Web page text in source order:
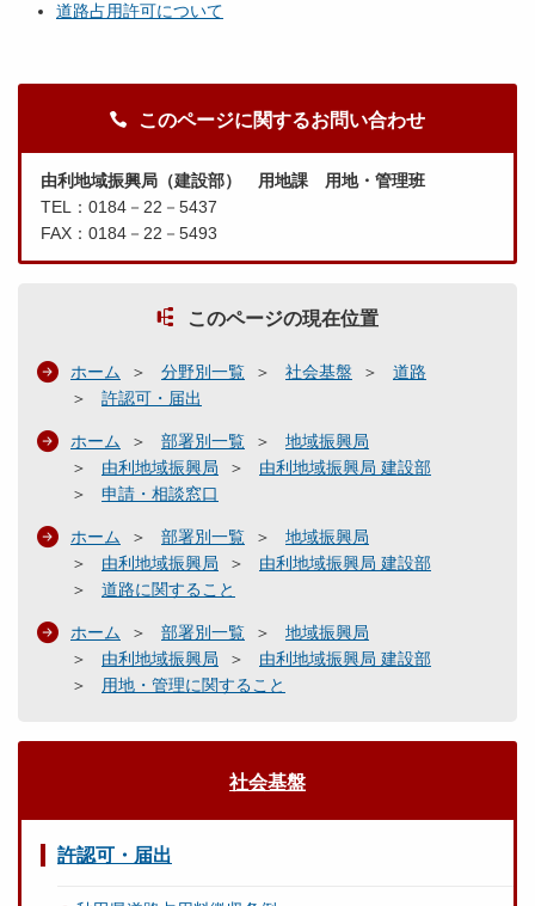
道路占用許可について
このページに関するお問い合わせ
由利地域振興局（建設部） 用地課 用地・管理班
TEL：0184－22－5437
FAX：0184－22－5493
このページの現在位置
ホーム 分野別一覧 社会基盤
道路
許認可・届出
ホーム 部署別一覧
地域振興局
由利地域振興局
由利地域振興局 建設部
申請・相談窓口
ホーム 部署別一覧
地域振興局
由利地域振興局
由利地域振興局 建設部
道路に関すること
ホーム 部署別一覧
地域振興局
由利地域振興局
由利地域振興局 建設部
用地・管理に関すること
社会基盤
許認可・届出